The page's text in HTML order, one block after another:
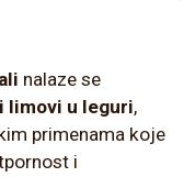
nalaze se
limovi u leguri,
primenama koje
i